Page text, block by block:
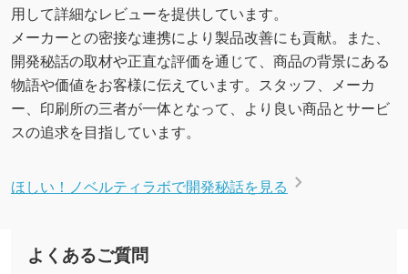
用して詳細なレビューを提供しています。
メーカーとの密接な連携により製品改善にも貢献。また、
開発秘話の取材や正直な評価を通じて、商品の背景にある
物語や価値をお客様に伝えています。スタッフ、メーカ
ー、印刷所の三者が一体となって、より良い商品とサービ
スの追求を目指しています。
ほしい！ノベルティラボで開発秘話を見る
よくあるご質問